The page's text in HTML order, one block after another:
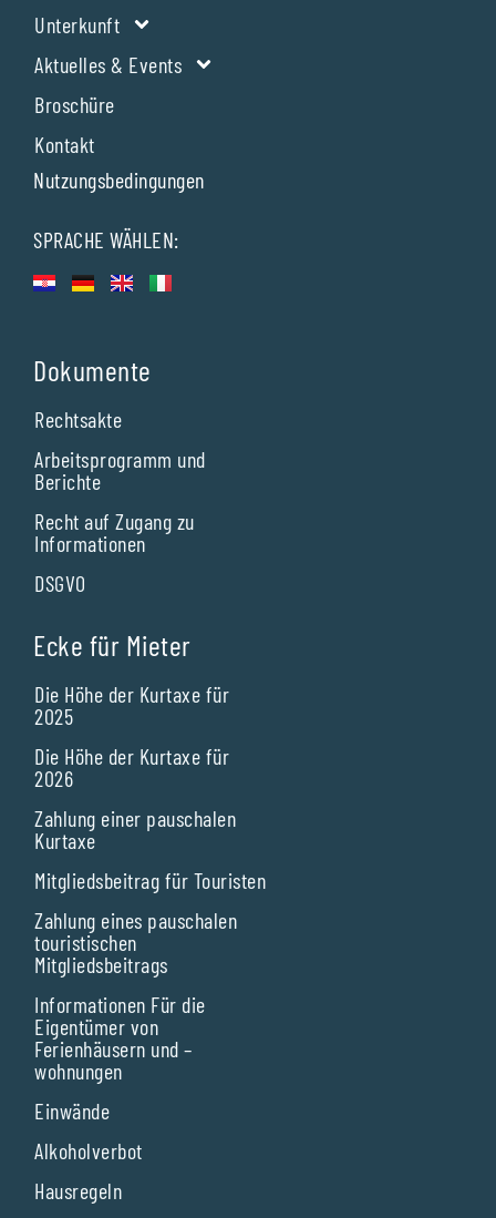
Unterkunft
Aktuelles & Events
Broschüre
Kontakt
Nutzungsbedingungen
SPRACHE WÄHLEN:
Dokumente
Rechtsakte
Arbeitsprogramm und
Berichte
Recht auf Zugang zu
Informationen
DSGVO
Ecke für Mieter
Die Höhe der Kurtaxe für
2025
Die Höhe der Kurtaxe für
2026
Zahlung einer pauschalen
Kurtaxe
Mitgliedsbeitrag für Touristen
Zahlung eines pauschalen
touristischen
Mitgliedsbeitrags
Informationen Für die
Eigentümer von
Ferienhäusern und –
wohnungen
Einwände
Alkoholverbot
Hausregeln